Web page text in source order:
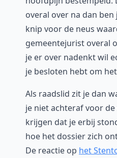
overal over na dan
knip voor de neus
gemeentejurist overal
je er over nadenkt wil
je besloten hebt om
Als raadslid zit je dan
je niet achteraf voor
krijgen dat je erbij
hoe het dossier zich
De reactie op het